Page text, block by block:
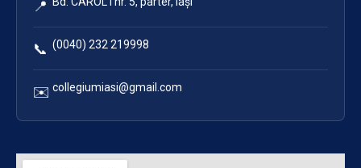
📍
📞 (0040) 232 219998
✉️ collegiumiasi@gmail.com